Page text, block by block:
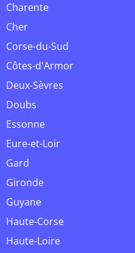
Charente
Cher
Corse-du-Sud
Côtes-d'Armor
Deux-Sèvres
Doubs
Essonne
Eure-et-Loir
Gard
Gironde
Guyane
Haute-Corse
Haute-Loire